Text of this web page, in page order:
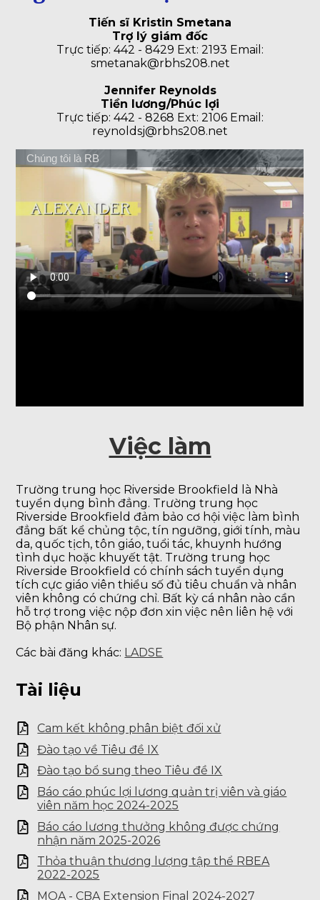
Tiến sĩ Kristin Smetana
Trợ lý giám đốc
Trực tiếp: 442 - 8429 Ext: 2193 Email:
smetanak@rbhs208.net
Jennifer Reynolds
Tiền lương/Phúc lợi
Trực tiếp: 442 - 8268 Ext: 2106 Email:
reynoldsj@rbhs208.net
Việc làm
Trường trung học Riverside Brookfield là Nhà
tuyển dụng bình đẳng. Trường trung học
Riverside Brookfield đảm bảo cơ hội việc làm bình
đẳng bất kể chủng tộc, tín ngưỡng, giới tính, màu
da, quốc tịch, tôn giáo, tuổi tác, khuynh hướng
tình dục hoặc khuyết tật. Trường trung học
Riverside Brookfield có chính sách tuyển dụng
tích cực giáo viên thiểu số đủ tiêu chuẩn và nhân
viên không có chứng chỉ. Bất kỳ cá nhân nào cần
hỗ trợ trong việc nộp đơn xin việc nên liên hệ với
Bộ phận Nhân sự.
Các bài đăng khác: LADSE
Tài liệu
Cam kết không phân biệt đối xử
Đào tạo về Tiêu đề IX
Đào tạo bổ sung theo Tiêu đề IX
Báo cáo phúc lợi lương quản trị viên và giáo
viên năm học 2024-2025
Báo cáo lương thưởng không được chứng
nhận năm 2025-2026
Thỏa thuận thương lượng tập thể RBEA
2022-2025
MOA - CBA Extension Final 2024-2027